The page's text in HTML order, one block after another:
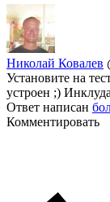
Николай Ковалев
Установите на
устроен ;)
Ответ написан
Комментировать